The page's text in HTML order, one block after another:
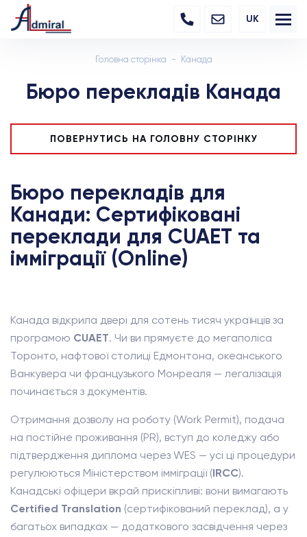
UK
Головна сторінка Канада
Бюро перекладів Канада
ПОВЕРНУТИСЬ НА ГОЛОВНУ СТОРІНКУ
Бюро перекладів для
Канади: Сертифіковані
переклади для CUAET та
імміграції (Online)
Канада відкрила двері для сотень тисяч українців за
програмою CUAET. Чи ви прямуєте до мегаполіса
Торонто, нафтової столиці Едмонтона, океанського
Ванкувера чи французького Монреаля — легалізація
починається з документів.
Отримання дозволу на роботу (Work Permit), подача
на постійне проживання (PR), вступ до коледжу або
підтвердження диплома через WES — усі ці процедури
регулюються Міністерством імміграції (IRCC).
Канадські офіцери вкрай прискіпливі: вони вимагають
Certified Translation (сертифікований переклад), а у
багатьох випадках — додаткового засвідчення через